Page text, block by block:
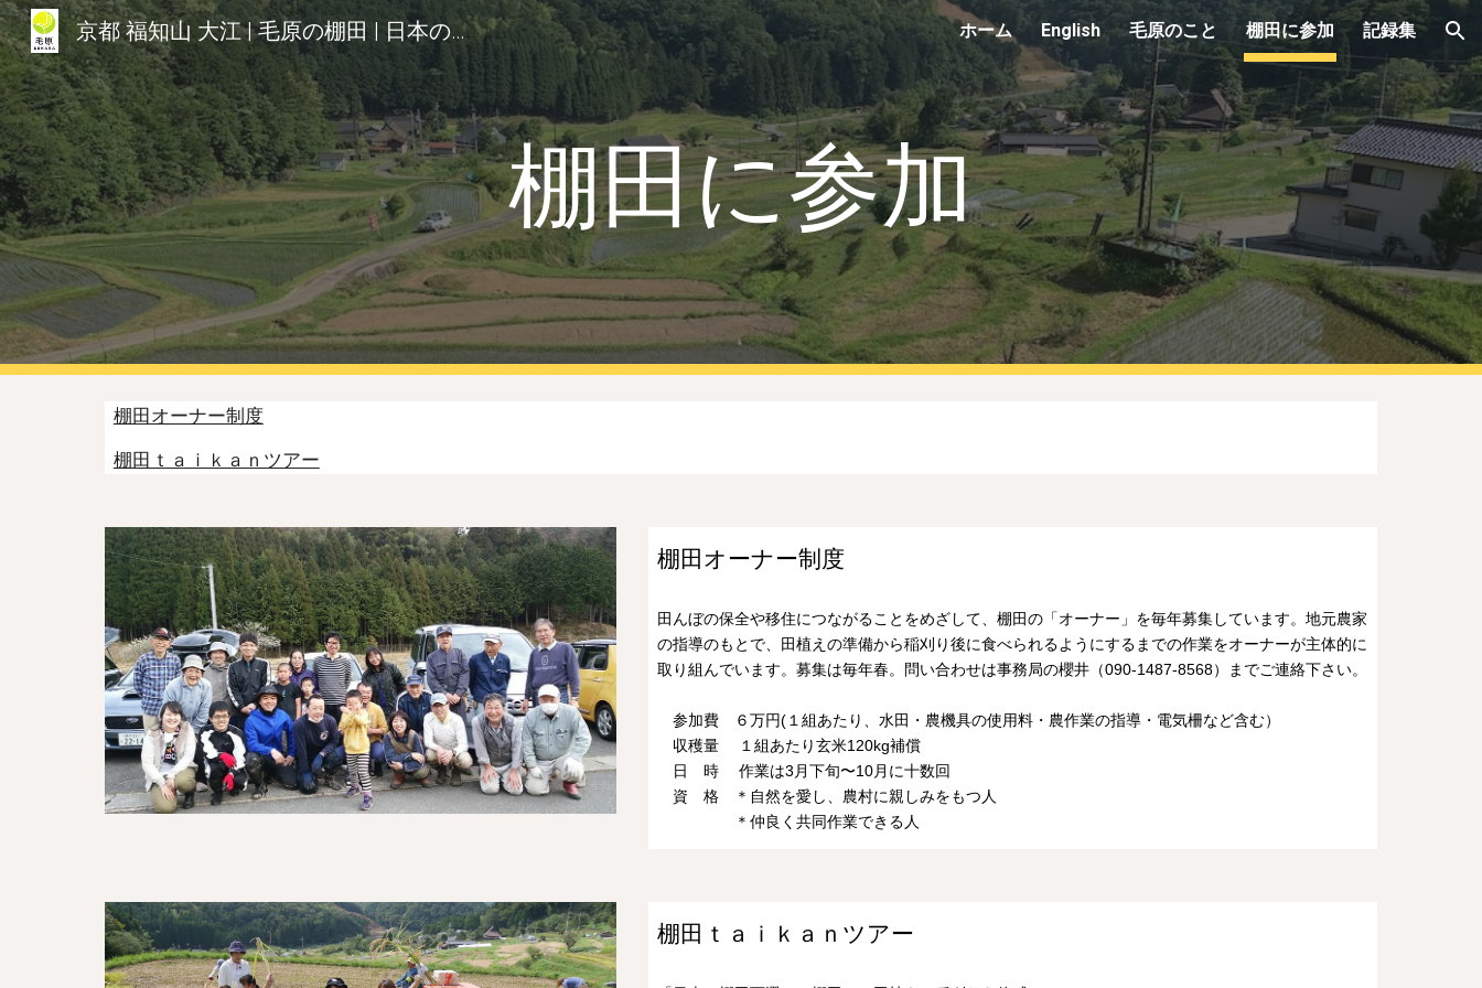
Skip to main content Skip to navigation
京都 福知山 大江 | 毛原の棚田 | 日本の棚田百選 | Kehara Rice Terraces ホーム English 毛原のこと 棚田に参加 記録集
棚田に参加
棚田オーナー制度
棚田ｔａｉｋａｎツアー
棚田オーナー制度
田んぼの保全や移住につながることをめざして、棚田の「オーナー」を毎年募集しています。地元農家
の指導のもとで、田植えの準備から稲刈り後に食べられるようにするまでの作業をオーナーが主体的に
取り組んでいます。募集は毎年春。問い合わせは事務局の櫻井（090-1487-8568）までご連絡下さい。
参加費 ６万円(１組あたり、水田・農機具の使用料・農作業の指導・電気柵など含む）
収穫量 １組あたり玄米120kg補償
日 時 作業は3月下旬〜10月に十数回
資 格 ＊自然を愛し、農村に親しみをもつ人
＊仲良く共同作業できる人
棚田ｔａｉｋａｎツアー